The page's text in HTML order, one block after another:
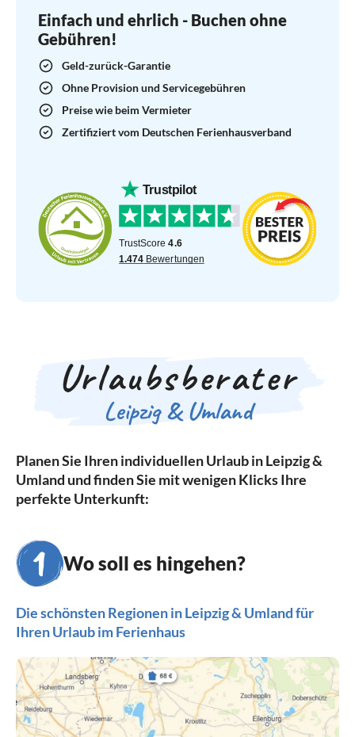
Einfach und ehrlich - Buchen ohne
Gebühren!
Geld-zurück-Garantie
Ohne Provision und Servicegebühren
Preise wie beim Vermieter
Zertifiziert vom Deutschen Ferienhausverband
Urlaubsberater
Leipzig & Umland
Planen Sie Ihren individuellen Urlaub in Leipzig &
Umland und finden Sie mit wenigen Klicks Ihre
perfekte Unterkunft:
Wo soll es hingehen?
Die schönsten Regionen in Leipzig & Umland für
Ihren Urlaub im Ferienhaus